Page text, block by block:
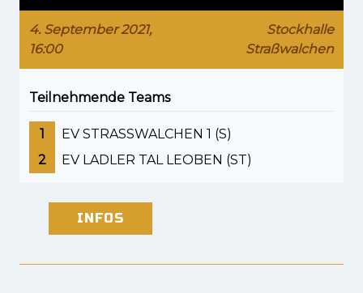
4. September 2021,
16:00
Stockhalle
Straßwalchen
Teilnehmende Teams
1
EV STRASSWALCHEN 1 (S)
2
EV LADLER TAL LEOBEN (ST)
INFOS